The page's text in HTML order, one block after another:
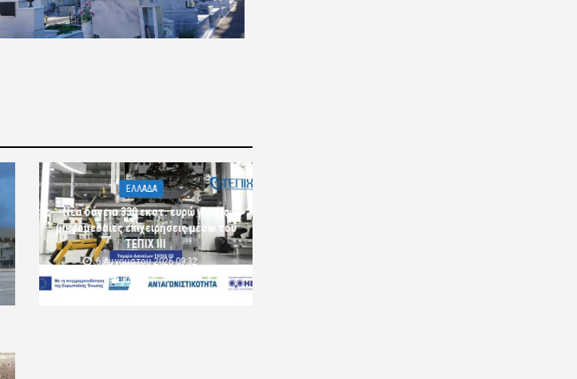
ΕΛΛΑΔΑ
Νέα δάνεια 330 εκατ. ευρώ για τις
μικρομεσαίες επιχειρήσεις μέσω του
ΤΕΠΙΧ ΙΙΙ
6 Αυγούστου 2026 09:32
komotini24